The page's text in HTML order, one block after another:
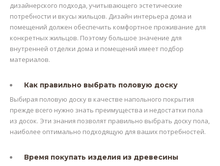
дизайнерского подхода, учитывающего эстетические
потребности и вкусы жильцов. Дизайн интерьера дома и
помещений должен обеспечить комфортное проживание для
конкретных жильцов. Поэтому большое значение для
внутренней отделки дома и помещений имеет подбор
материалов.
Как правильно выбрать половую доску
Выбирая половую доску в качестве напольного покрытия
прежде всего нужно знать преимущества и недостатки пола
из досок. Эти знания позволят правильно выбрать доску пола,
наиболее оптимально подходящую для ваших потребностей.
Время покупать изделия из древесины